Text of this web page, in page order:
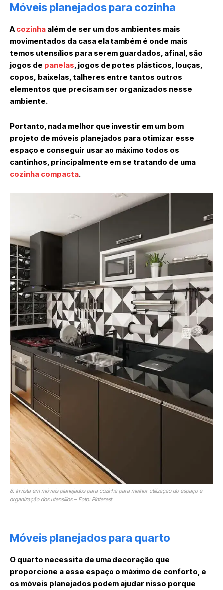
Móveis planejados para cozinha
Acozinha além de ser um dos ambientes mais
movimentados da casa ela também é onde mais
temos utensílios para serem guardados, afinal, são
jogos de panelas, jogos de potes plásticos, louças,
copos, baixelas, talheres entre tantos outros
elementos que precisam ser organizados nesse
ambiente.
Portanto, nada melhor que investir em um bom
projeto de móveis planejados para otimizar esse
espaço e conseguir usar ao máximo todos os
cantinhos, principalmente em se tratando de uma
cozinha compacta.
8. Invista em móveis planejados para cozinha para melhor utilização do espaço e
organização dos utensílios – Foto: Pinterest
Móveis planejados para quarto
O quarto necessita de uma decoração que
proporcione a esse espaço o máximo de conforto, e
os móveis planejados podem ajudar nisso porque